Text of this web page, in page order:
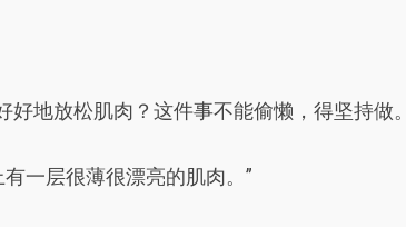
地放松肌肉？这件事不能偷懒，得坚持做。
一层很薄很漂亮的肌肉。”